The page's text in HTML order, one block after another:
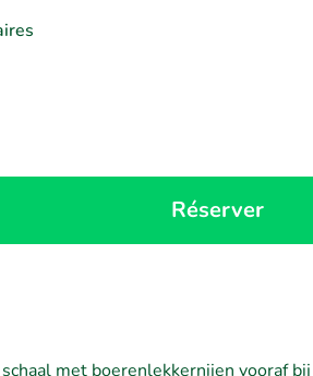
Réserver
met boerenlekkernijen vooraf